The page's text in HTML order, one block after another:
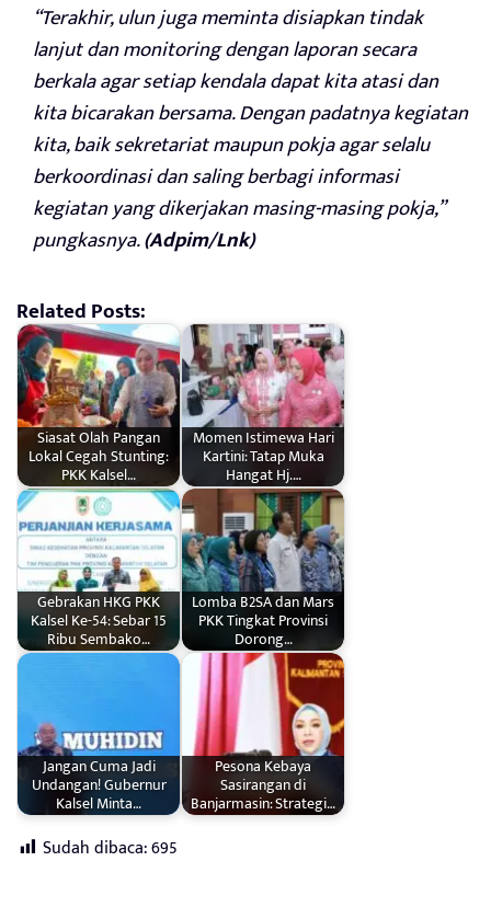
“Terakhir, ulun juga meminta disiapkan tindak
lanjut dan monitoring dengan laporan secara
berkala agar setiap kendala dapat kita atasi dan
kita bicarakan bersama. Dengan padatnya kegiatan
kita, baik sekretariat maupun pokja agar selalu
berkoordinasi dan saling berbagi informasi
kegiatan yang dikerjakan masing-masing pokja,”
pungkasnya.(Adpim/Lnk)
Related Posts:
Siasat Olah Pangan
Lokal Cegah Stunting:
PKK Kalsel…
Momen Istimewa Hari
Kartini: Tatap Muka
Hangat Hj.…
Gebrakan HKG PKK
Kalsel Ke-54: Sebar 15
Ribu Sembako…
Lomba B2SA dan Mars
PKK Tingkat Provinsi
Dorong…
Jangan Cuma Jadi
Undangan! Gubernur
Kalsel Minta…
Pesona Kebaya
Sasirangan di
Banjarmasin: Strategi…
Sudah dibaca:695